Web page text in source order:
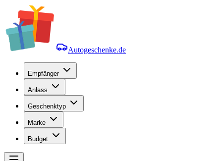
Autogeschenke.de
Empfänger
Anlass
Geschenktyp
Marke
Budget